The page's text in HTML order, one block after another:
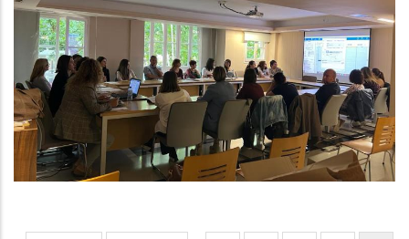
Penedès Aprova Inicialment El Pla
D’Igualtat, Un Compromís Ferm
Per Garantir Les Mateixes
Oportunitats Entre Dones I Homes
Altres